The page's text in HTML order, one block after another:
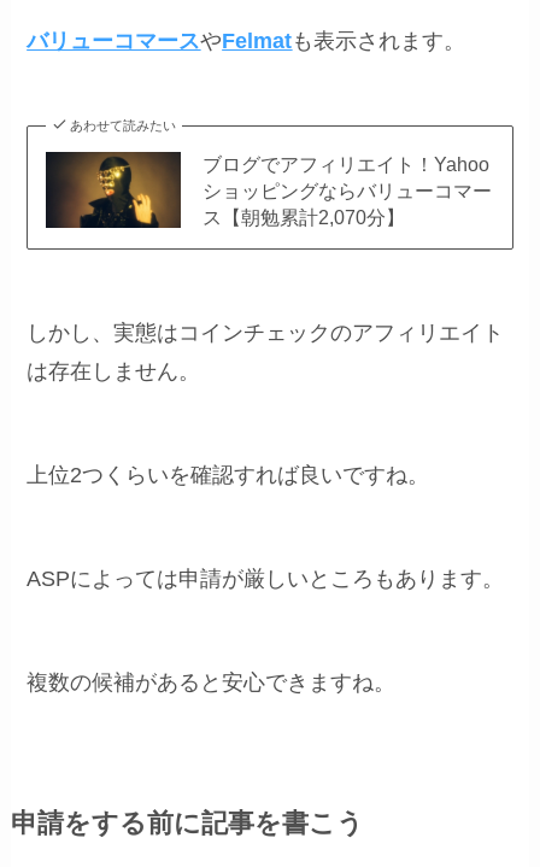
バリューコマースやFelmatも表示されます。
あわせて読みたい
ブログでアフィリエイト！Yahoo
ショッピングならバリューコマー
ス【朝勉累計2,070分】
しかし、実態はコインチェックのアフィリエイト
は存在しません。
上位2つくらいを確認すれば良いですね。
ASPによっては申請が厳しいところもあります。
複数の候補があると安心できますね。
申請をする前に記事を書こう